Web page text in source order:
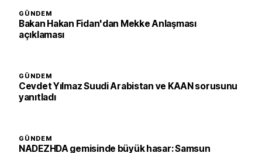
GÜNDEM
Bakan Hakan Fidan'dan Mekke Anlaşması
açıklaması
GÜNDEM
Cevdet Yılmaz Suudi Arabistan ve KAAN sorusunu
yanıtladı
GÜNDEM
NADEZHDA gemisinde büyük hasar: Samsun